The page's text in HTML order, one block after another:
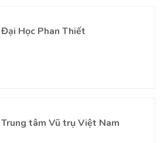
Đại Học Phan Thiết
Trung tâm Vũ trụ Việt Nam